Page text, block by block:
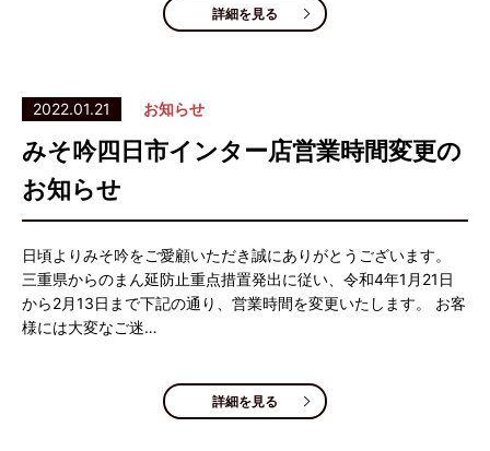
詳細を見る
2022.01.21 お知らせ
みそ吟四日市インター店営業時間変更の
お知らせ
日頃よりみそ吟をご愛顧いただき誠にありがとうございます。
三重県からのまん延防止重点措置発出に従い、令和4年1月21日
から2月13日まで下記の通り、営業時間を変更いたします。 お客
様には大変なご迷…
詳細を見る